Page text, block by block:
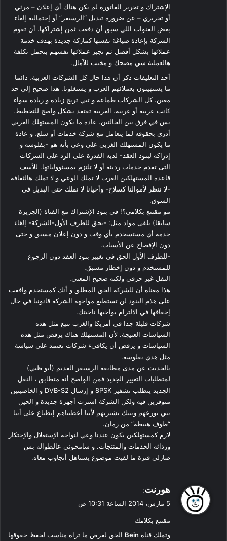
الإشتراك و تحرير الفاتورة لم يكن هناك أي إعلان – مرئي
أو تحريري – عن ضرورة تبديل “الرسيفر” أو إحتمالية إلغاء
بعض القنوات اللي سبق أن دفعت ثمن إشتراكها. أن تقوم
الشركة بإعادة صياغة نفسها كماركة جديدة بهدف خدمة
عملائها بشكل أفضل ثم تجبر عملائها نفسهم بتحمل تكلفة
هالعملية شي مضحك و مخيب للآمال.
أحد التعليقات ذكر أن هذا حال كل الشركات العربية، دائما
ما يستهينون بعملائهم العرب و يستغلونا. هذا صحيح إلى حد
معين. كل الشركات طماعة و تبي تربح زيادة و زيادة سواء
كانت عربية أو غربية، العربية تفتقد بشكل واضح للتخطيط.
بس في فرق بين الحالتين. عادة ما يكون المستهلك الغربي
أدرى بحقوقه لما يتعامل مع شركة خدمات أو سلع، و عادة
ما يكون المستهلك الغربي على وعي بأنه هو -بفلوسه و
إدراكه لبنود العقد- لديه القدرة على الرد على الشركات
التى تقدم خدمات رديئة أو لا تلتزم بمسئوولياتها. للأسف
قاعدة المستهلكين العرب لا تملك الوعي و لا تملك هالثقافة
-لا ننظر لأموالنا كسلاح- وأحيانا لا نملك حتى البديل في
السوق.
مو مقتنع بكلامي؟! في بنود الإشتراك مع القناة (الجزيرة
سابقا) تلقى مواد مثل: -يحق للطرف الأول-الشركة- إلغاء
خدمة أي مستسخدم بأي وقت و دون إعلان مسبق و حتى
دون الإفصاح عن الأسباب.
-للطرف الأول الحق في تغيير بنود العقد دون الرجوع
للمستخدم و دون إخطار مسبق.
النقل غير حرفي ولكنه صحيح المعنى.
هذا معناه أن للشركة الحق المطلق و أنك كمستخدم وافقت
على هذم البنود لن تستطيع مواجهة الشركة قانونيا في حال
إخفاقها في الالتزام بواجبها ناحيتك.
شركات قليلة جدا في أمريكا والغرب تتبع مثل هذه
السياسات العتيجة. لأن المستهلك هناك يرفض مثل هذه
السياسات و يرفض أن يكافيء شركات تعتمد على سياسة
مثل هذي بفلوسه.
بالحديث عن مدى مطابقة الرسيفر القديم (أبو ظبي)
لمتطلبات التغيير الجديد فمن الواضح أنه متطابق ، النقل
الجديد يتطلب تشفير 8PSK و إرسال DVB-S2 و الخاصيتين
متوفرين فيه ولكن الشركة اشترت أجهزة جديدة و الحين
تبي توزعهم وتبيك تشتريهم لأننا أعطيناهم إنطباع على أننا
“طوف هبيطة” من زمان.
لازم كمستهلكين يكون عندنا وعي لنواجه الإستغلال والإحتكار
وردائة الخدمات والمنتجات. و سامحوني عالطوالة بس
صارلي فترة ما لقيت موضوع يستاهل أتجاوب معاه.
ل
هورنت:
5 مارس، 2014 الساعة 10:31 ص
مقتنع بكلامك
وتملك قناة Bein الحق لفرض ما تراه مناسب لحفظ حقوقها